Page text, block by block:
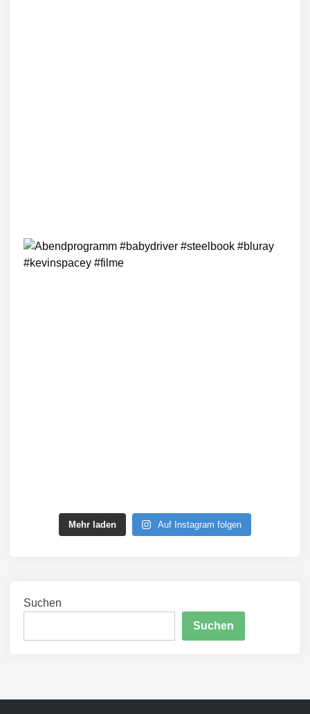
Mehr laden Auf Instagram folgen
Suchen
Suchen